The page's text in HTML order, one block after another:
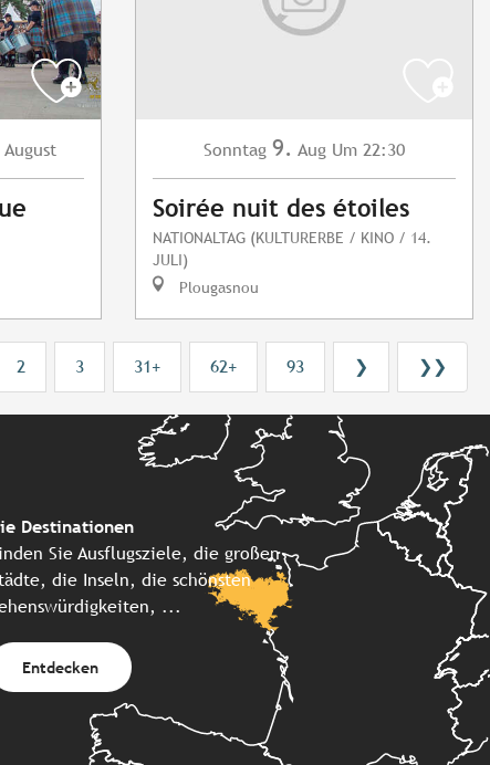
August Sonntag 9. Aug Um 22:30
Soirée nuit des étoiles
NATIONALTAG (KULTURERBE / KINO / 14.
JULI)
Plougasnou
2 3 31+ 62+ 93 ❯ ❯❯
Destinationen
Sie Ausflugsziele, die großen
die Inseln, die schönsten
...
Entdecken